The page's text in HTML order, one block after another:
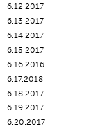
6.12.2017
6.13.2017
6.14.2017
6.15.2017
6.16.2016
6.17.2018
6.18.2017
6.19.2017
6.20.2017